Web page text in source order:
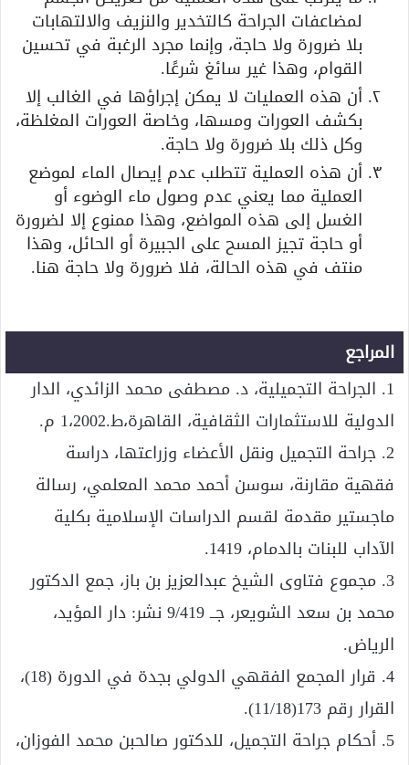
لمضاعفات الجراحة كالتخدير والنزيف والالتهابات
بلا ضرورة ولا حاجة، وإنما مجرد الرغبة في تحسين
القوام، وهذا غير سائغ شرعًا.
أن هذه العمليات لا يمكن إجراؤها في الغالب إلا
بكشف العورات ومسها، وخاصة العورات المغلظة،
وكل ذلك بلا ضرورة ولا حاجة.
أن هذه العملية تتطلب عدم إيصال الماء لموضع
العملية مما يعني عدم وصول ماء الوضوء أو
الغسل إلى هذه المواضع، وهذا ممنوع إلا لضرورة
أو حاجة تجيز المسح على الجبيرة أو الحائل، وهذا
منتف في هذه الحالة، فلا ضرورة ولا حاجة هنا.
المراجع
1. الجراحة التجميلية، د. مصطفى محمد الزائدي، الدار
الدولية للاستثمارات الثقافية، القاهرة،ط.1،2002 م.
2. جراحة التجميل ونقل الأعضاء وزراعتها، دراسة
فقهية مقارنة، سوسن أحمد محمد المعلمي، رسالة
ماجستير مقدمة لقسم الدراسات الإسلامية بكلية
الآداب للبنات بالدمام، 1419.
3. مجموع فتاوى الشيخ عبدالعزيز بن باز، جمع الدكتور
محمد بن سعد الشويعر، جــ 9/419 نشر: دار المؤيد،
الرياض.
4. قرار المجمع الفقهي الدولي بجدة في الدورة (18)،
القرار رقم 173(11/18).
5. أحكام جراحة التجميل، للدكتور صالحبن محمد الفوزان،